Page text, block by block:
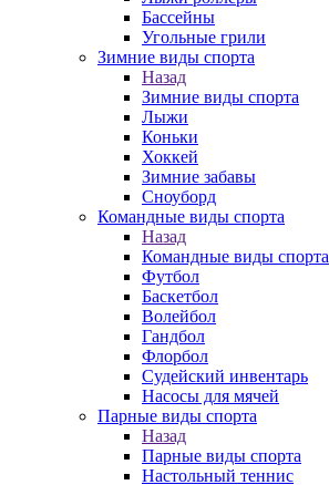
Бассейны
Угольные грили
Зимние виды спорта
Назад
Зимние виды спорта
Лыжи
Коньки
Хоккей
Зимние забавы
Сноуборд
Командные виды спорта
Назад
Командные виды спорта
Футбол
Баскетбол
Волейбол
Гандбол
Флорбол
Судейский инвентарь
Насосы для мячей
Парные виды спорта
Назад
Парные виды спорта
Настольный теннис